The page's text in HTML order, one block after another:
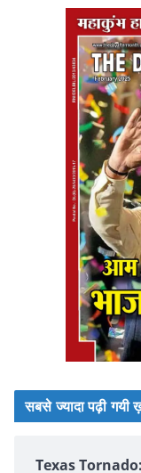
सबसे ज्यादा पढ़ी गयी
Texas Tornado: